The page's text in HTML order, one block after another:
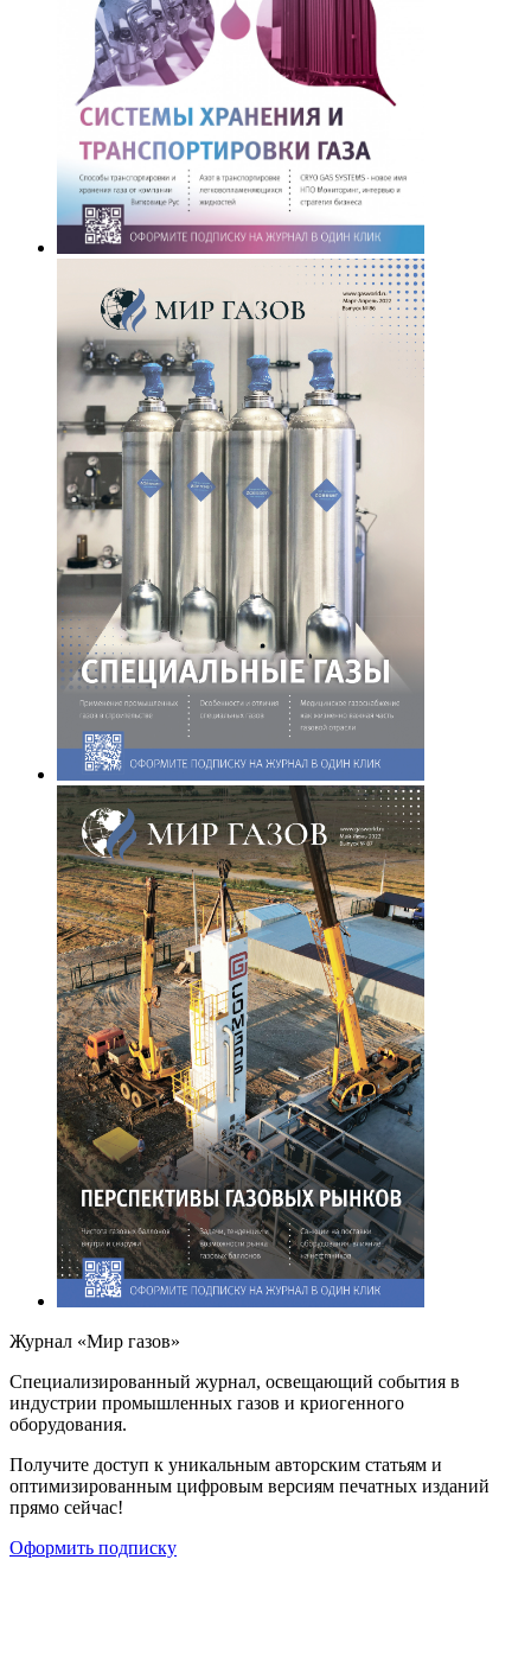
Журнал «Мир газов»
Cпециализированный журнал, освещающий события в
индустрии промышленных газов и криогенного
оборудования.
Получите доступ к уникальным авторским статьям и
оптимизированным цифровым версиям печатных изданий
прямо сейчас!
Оформить подписку